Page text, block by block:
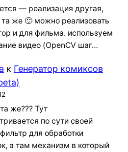
— реализация другая,
та же 🙂 можно реализовать
и для фильма. используем
видео (OpenCV шаг…
к Генератор комиксов
же??? Тут
по сути своей
для обработки
а там механизм в который